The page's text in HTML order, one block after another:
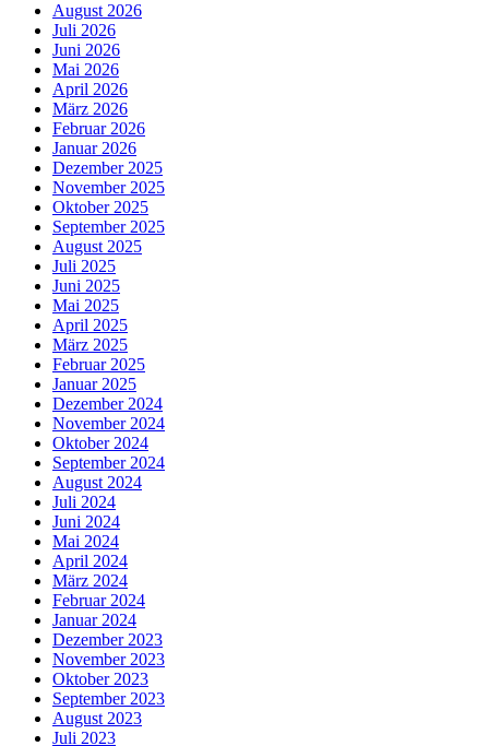
August 2026
Juli 2026
Juni 2026
Mai 2026
April 2026
März 2026
Februar 2026
Januar 2026
Dezember 2025
November 2025
Oktober 2025
September 2025
August 2025
Juli 2025
Juni 2025
Mai 2025
April 2025
März 2025
Februar 2025
Januar 2025
Dezember 2024
November 2024
Oktober 2024
September 2024
August 2024
Juli 2024
Juni 2024
Mai 2024
April 2024
März 2024
Februar 2024
Januar 2024
Dezember 2023
November 2023
Oktober 2023
September 2023
August 2023
Juli 2023